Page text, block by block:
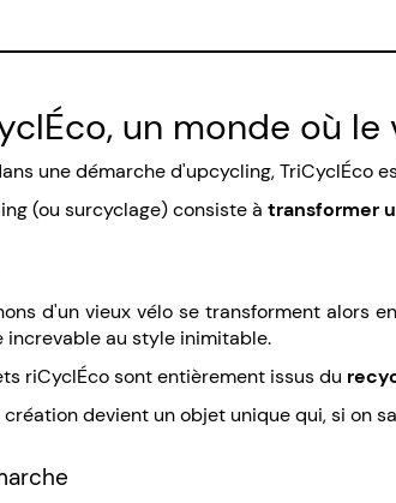
un monde où
une démarche d'upcycling, TriCyclÉco
(ou surcyclage) consiste à transformer
d'un vieux vélo se transforment alors
increvable au style inimitable.
riCyclÉco sont entièrement issus du
devient un objet unique qui, si on